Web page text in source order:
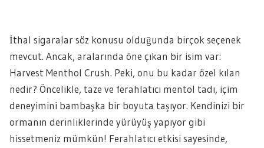
İthal sigaralar söz konusu olduğunda birçok seçenek
mevcut. Ancak, aralarında öne çıkan bir isim var:
Harvest Menthol Crush. Peki, onu bu kadar özel kılan
nedir? Öncelikle, taze ve ferahlatıcı mentol tadı, içim
deneyimini bambaşka bir boyuta taşıyor. Kendinizi bir
ormanın derinliklerinde yürüyüş yapıyor gibi
hissetmeniz mümkün! Ferahlatıcı etkisi sayesinde,